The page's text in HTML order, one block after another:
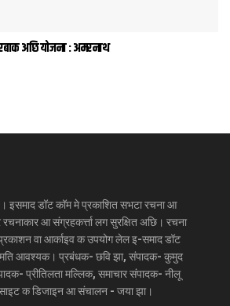
अछि योजना : अमरनाथ
इसमाद डॉट कॉम मे प्रकाशित सभटा रचना आ
रचनाकार आ संग्रहकर्त्ता लग सुरक्षित अछि। रचना
वा आर्काइव क उपयोग लेल इ-समाद डॉट
आवश्यक। प्रबंधक- छवि झा, संपादक- कुमुद
प्रीतिलता मल्लिक, समाचार संपादक- नीलू
क डिजाइन आ संचालन - जया झा।